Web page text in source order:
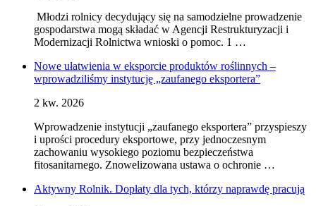
Młodzi rolnicy decydujący się na samodzielne prowadzenie
gospodarstwa mogą składać w Agencji Restrukturyzacji i
Modernizacji Rolnictwa wnioski o pomoc. 1 …
Nowe ułatwienia w eksporcie produktów roślinnych –
wprowadziliśmy instytucję „zaufanego eksportera”
2 kw. 2026
Wprowadzenie instytucji „zaufanego eksportera” przyspieszy
i uprości procedury eksportowe, przy jednoczesnym
zachowaniu wysokiego poziomu bezpieczeństwa
fitosanitarnego. Znowelizowana ustawa o ochronie …
Aktywny Rolnik. Dopłaty dla tych, którzy naprawdę pracują